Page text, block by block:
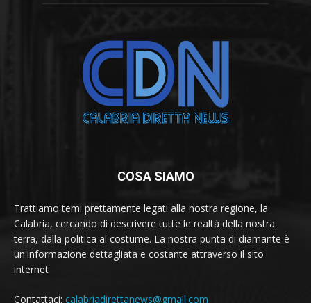
COSA SIAMO
Trattiamo temi prettamente legati alla nostra regione, la
Calabria, cercando di descrivere tutte le realtà della nostra
terra, dalla politica al costume. La nostra punta di diamante è
un'informazione dettagliata e costante attraverso il sito
internet
Contattaci: calabriadirettanews@gmail.com